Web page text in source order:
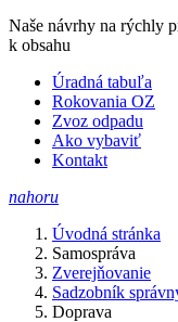
Naše návrhy na rýchly
k obsahu
Úradná tabuľa
Rokovania OZ
Zvoz odpadu
Ako vybaviť
Kontakt
nahoru
Úvodná stránka
Samospráva
Zverejňovanie
Sadzobník
Doprava